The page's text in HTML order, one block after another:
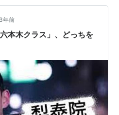
3年前
本木クラス」、どっちを